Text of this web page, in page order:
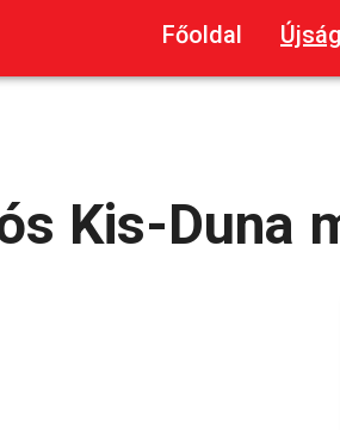
Főoldal
Kis-Duna